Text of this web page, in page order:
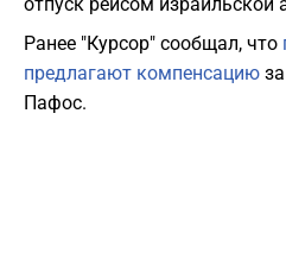
Ранее "Курсор" сообщал, что
предлагают компенсацию
Пафос.